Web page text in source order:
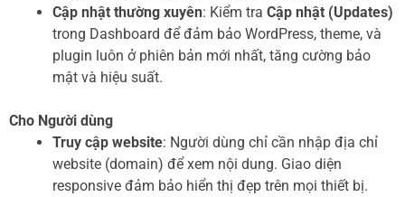
Cập nhật thường xuyên: Kiểm tra Cập nhật (Updates)
trong Dashboard để đảm bảo WordPress, theme, và
plugin luôn ở phiên bản mới nhất, tăng cường bảo
mật và hiệu suất.
Cho Người dùng
Truy cập website: Người dùng chỉ cần nhập địa chỉ
website (domain) để xem nội dung. Giao diện
responsive đảm bảo hiển thị đẹp trên mọi thiết bị.